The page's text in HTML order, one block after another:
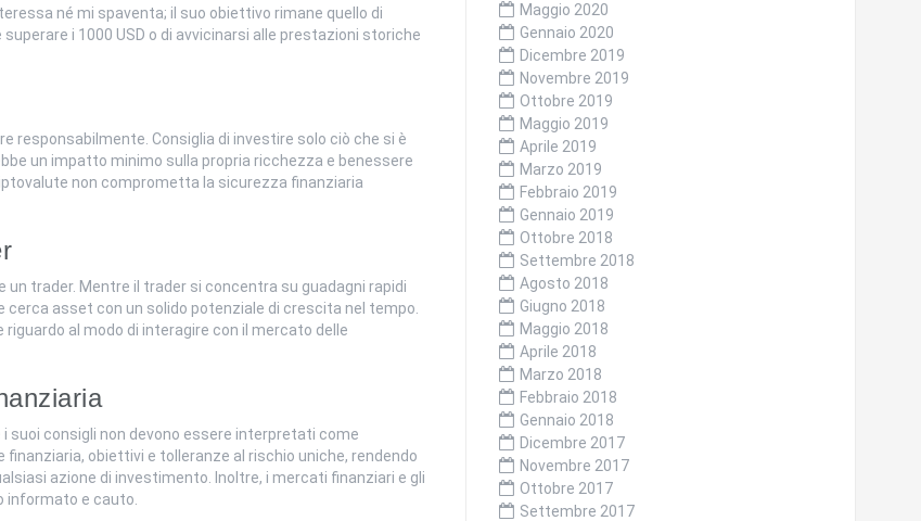
né mi spaventa; il suo obiettivo rimane quello di
i 1000 USD o di avvicinarsi alle prestazioni storiche
responsabilmente. Consiglia di investire solo ciò che si è
un impatto minimo sulla propria ricchezza e benessere
non comprometta la sicurezza finanziaria
trader. Mentre il trader si concentra su guadagni rapidi
asset con un solido potenziale di crescita nel tempo.
al modo di interagire con il mercato delle
suoi consigli non devono essere interpretati come
obiettivi e tolleranze al rischio uniche, rendendo
azione di investimento. Inoltre, i mercati finanziari e gli
informato e cauto.
Maggio 2020
Gennaio 2020
Dicembre 2019
Novembre 2019
Ottobre 2019
Maggio 2019
Aprile 2019
Marzo 2019
Febbraio 2019
Gennaio 2019
Ottobre 2018
Settembre 2018
Agosto 2018
Giugno 2018
Maggio 2018
Aprile 2018
Marzo 2018
Febbraio 2018
Gennaio 2018
Dicembre 2017
Novembre 2017
Ottobre 2017
Settembre 2017